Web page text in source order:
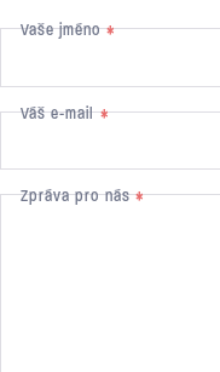
Vaše jméno*
Váš e-mail*
Zpráva pro nás*